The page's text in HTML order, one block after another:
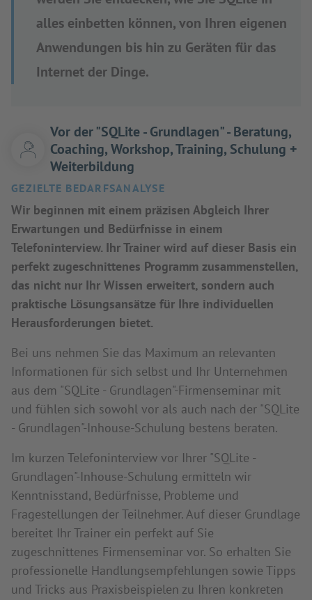
alles einbetten können, von Ihren eigenen
Anwendungen bis hin zu Geräten für das
Internet der Dinge.
Vor der "SQLite - Grundlagen" - Beratung,
Coaching, Workshop, Training, Schulung +
Weiterbildung
GEZIELTE BEDARFSANALYSE
Wir beginnen mit einem präzisen Abgleich Ihrer
Erwartungen und Bedürfnisse in einem
Telefoninterview. Ihr Trainer wird auf dieser Basis ein
perfekt zugeschnittenes Programm zusammenstellen,
das nicht nur Ihr Wissen erweitert, sondern auch
praktische Lösungsansätze für Ihre individuellen
Herausforderungen bietet.
Bei uns nehmen Sie das Maximum an relevanten
Informationen für sich selbst und Ihr Unternehmen
aus dem "SQLite - Grundlagen"-Firmenseminar mit
und fühlen sich sowohl vor als auch nach der "SQLite
- Grundlagen"-Inhouse-Schulung bestens beraten.
Im kurzen Telefoninterview vor Ihrer "SQLite -
Grundlagen"-Inhouse-Schulung ermitteln wir
Kenntnisstand, Bedürfnisse, Probleme und
Fragestellungen der Teilnehmer. Auf dieser Grundlage
bereitet Ihr Trainer ein perfekt auf Sie
zugeschnittenes Firmenseminar vor. So erhalten Sie
professionelle Handlungsempfehlungen sowie Tipps
und Tricks aus Praxisbeispielen zu Ihren konkreten